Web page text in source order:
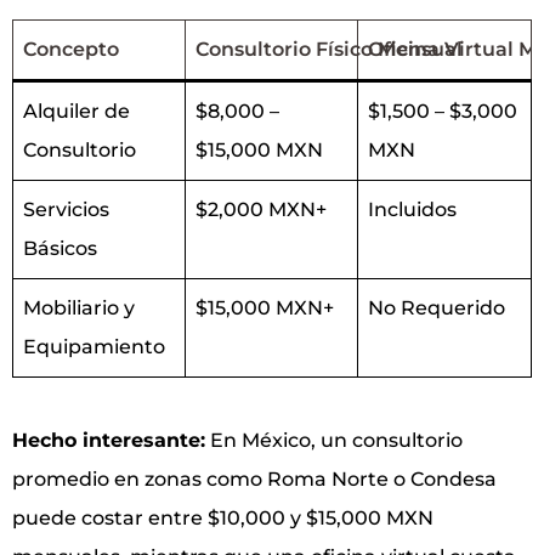
Concepto Consultorio Físico Mensual
Oficina Virtual
Alquiler de
Consultorio
$8,000 –
$15,000 MXN
$1,500 – $3,000
MXN
Servicios
Básicos
$2,000 MXN+ Incluidos
Mobiliario y
Equipamiento
$15,000 MXN+ No Requerido
Hecho interesante: En México, un consultorio
promedio en zonas como Roma Norte o Condesa
puede costar entre $10,000 y $15,000 MXN